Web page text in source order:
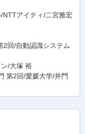
NTTアイティ/二宮雅宏
2回/自動認識システム
/大塚 裕
第2回/愛媛大学/井門